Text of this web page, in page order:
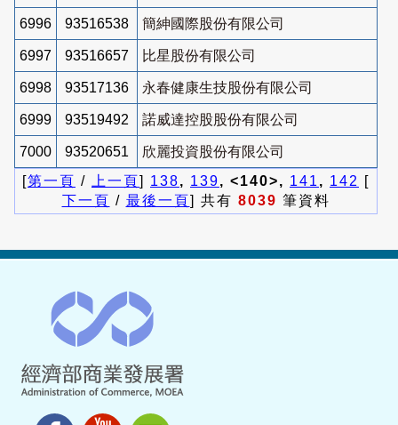
6996 93516538 簡紳國際股份有限公司
6997 93516657 比星股份有限公司
6998 93517136 永春健康生技股份有限公司
6999 93519492 諾威達控股股份有限公司
7000 93520651
欣麗投資股份有限公司
[第一頁 / 上一頁] 138, 139, <140>, 141 , 142
[
下一頁 / 最後一頁] 共有 8039 筆資料